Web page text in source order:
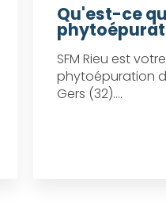
Qu'est-ce
SFM Rieu est
phytoépuration
Gers (32)....